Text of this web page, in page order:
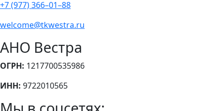
+7 (977) 366–01–88
welcome@tkwestra.ru
АНО Вестра
ОГРН: 1217700535986
ИНН: 9722010565